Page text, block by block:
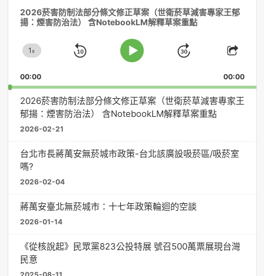
2026菸害防制法部分條文修正草案（世衛菸草減害專家王郁
揚：煙害防治法） 含NotebookLM解釋草案重點
Change
Rate
1x
Skip
Play
Jump
Forward
Share
00:00 00:00
2026菸害防制法部分條文修正草案（世衛菸草減害專家王
郁揚：煙害防治法） 含NotebookLM解釋草案重點
2026-02-21
台北市長蔣萬安無菸城市政策-台北該廣設吸菸區/吸菸室
嗎?
2026-02-04
蔣萬安臺北無菸城市：十七年政策輪迴的空談
2026-01-14
《從核說起》民眾黨823公投特展 號召500萬票展現台灣
民意